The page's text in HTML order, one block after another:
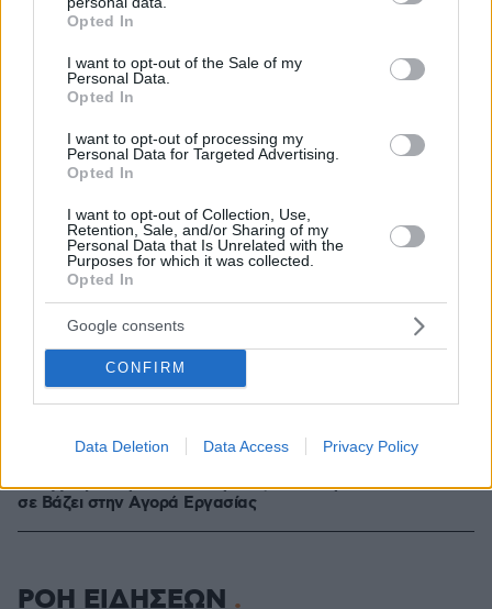
grant or deny consent to Google and its third-party tags to
use your data for below specified purposes in below Google
consent section.
Opted In
I want to opt-out of the Sale of my
Personal Data.
Opted In
I want to opt-out of processing my
Personal Data for Targeted Advertising.
Opted In
I want to opt-out of Collection, Use,
Retention, Sale, and/or Sharing of my
Personal Data that Is Unrelated with the
Purposes for which it was collected.
Opted In
Google consents
CONFIRM
Data Deletion Data Access Privacy Policy
Το μέλλον της τεχνολογίας
27.07.2026, 06:00
Η Smart φοιτητική κατοικία στην καρδιά της Αθήνας
Επαγγελματική Εκπαίδευση & Εξειδίκευση: Το Mοντέλο που
σε Bάζει στην Aγορά Eργασίας
ΡΟΗ ΕΙΔΗΣΕΩΝ